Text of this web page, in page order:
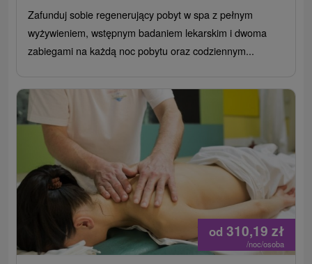
Zafunduj sobie regenerujący pobyt w spa z pełnym
wyżywieniem, wstępnym badaniem lekarskim i dwoma
zabiegami na każdą noc pobytu oraz codziennym...
od 310,19 zł
/noc/osoba